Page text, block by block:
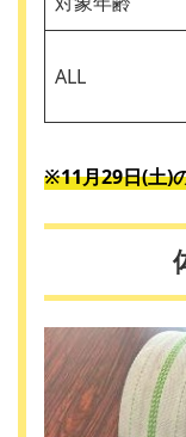
ALL
※11月29日(土)